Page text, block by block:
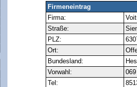
Firmeneintrag
Firma:
Straße:
PLZ:
Ort:
Bundesland:
Vorwahl:
069
Tel: